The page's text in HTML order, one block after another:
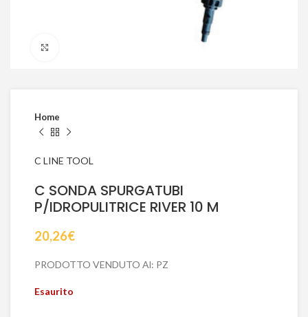
Home
C LINE TOOL
C SONDA SPURGATUBI
P/IDROPULITRICE RIVER 10 M
20,26€
PRODOTTO VENDUTO Al: PZ
Esaurito